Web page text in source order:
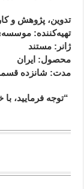
تدوین، پژوهش و
تهیه‌کننده:
ژانر : مستند
محصول: ایران
مدت: شانزده قسمت ۹۰
“توجه فرمایید،‌